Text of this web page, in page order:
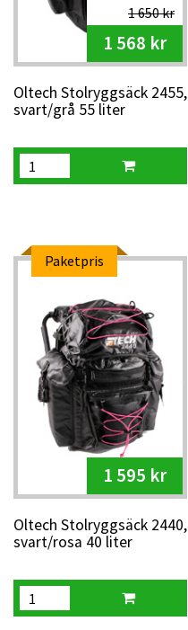
1 650 kr
1 568 kr
Oltech Stolryggsäck 2455,
svart/grå 55 liter
Paketpris
1 595 kr
Oltech Stolryggsäck 2440,
svart/rosa 40 liter